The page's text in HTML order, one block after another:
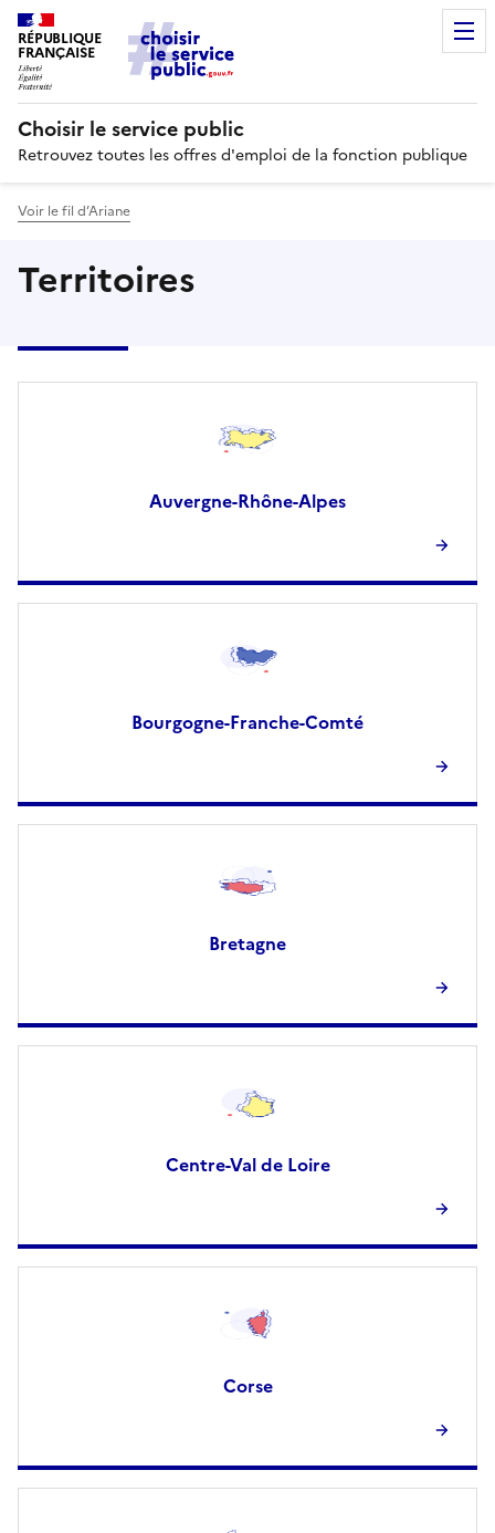
RÉPUBLIQUE
FRANÇAISE
Choisir le service public
Retrouvez toutes les offres d'emploi de la fonction publique
Voir le fil d’Ariane
Territoires
Auvergne-Rhône-Alpes
Bourgogne-Franche-Comté
Bretagne
Centre-Val de Loire
Corse